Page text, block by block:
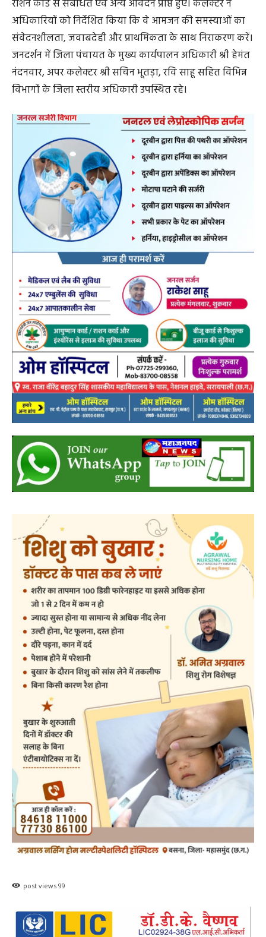
राशन कार्ड से संबंधित एवं अन्य आवेदन प्राप्त हुए। कलेक्टर ने
अधिकारियों को निर्देशित किया कि वे आमजन की समस्याओं का
संवेदनशीलता, जवाबदेही और प्राथमिकता के साथ निराकरण करें।
जनदर्शन में जिला पंचायत के मुख्य कार्यपालन अधिकारी श्री हेमंत
नंदनवार, अपर कलेक्टर श्री सचिन भूतड़ा, रवि साहू सहित विभिन्न
विभागों के जिला स्तरीय अधिकारी उपस्थित रहे।
post views 99